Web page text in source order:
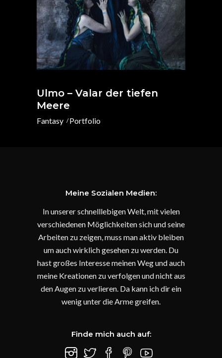
Ulmo – Valar der tiefen
Meere
Fantasy Portfolio
Meine Sozialen Medien:
In unserer schnelllebigen Welt, mit vielen
verschiedenen Möglichkeiten sich und seine
Arbeiten zu zeigen, muss man aktiv bleiben
um auch wirklich gesehen zu werden. Du
hast großes Interesse meinen Weg und auch
meine Kreationen zu verfolgen und nicht aus
den Augen zu verlieren. Da kann ich dir ein
wenig unter die Arme greifen.
Finde mich auch auf: